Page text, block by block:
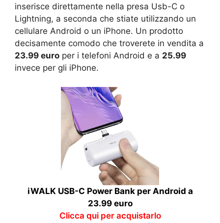
inserisce direttamente nella presa Usb-C o
Lightning, a seconda che stiate utilizzando un
cellulare Android o un iPhone. Un prodotto
decisamente comodo che troverete in vendita a
23.99 euro per i telefoni Android e a 25.99
invece per gli iPhone.
iWALK USB-C Power Bank per Android a
23.99 euro
Clicca qui per acquistarlo